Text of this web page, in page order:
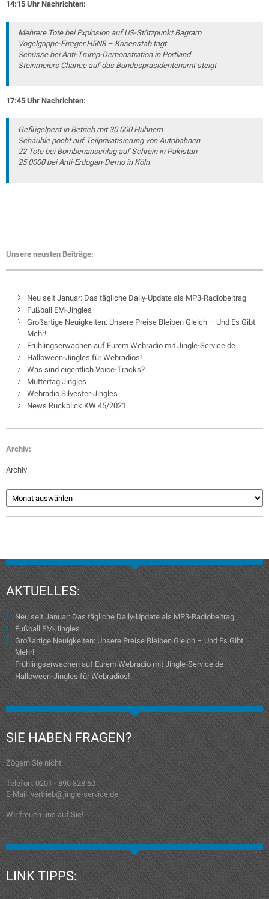
14:15 Uhr Nachrichten:
Mehrere Tote bei Explosion auf US-Stützpunkt Bagram
Vogelgrippe-Erreger H5N8 – Krisenstab tagt
Schüsse bei Anti-Trump-Demonstration in Portland
Steinmeiers Chance auf das Bundespräsidentenamt steigt
17:45 Uhr Nachrichten:
Geflügelpest in Betrieb mit 30 000 Hühnern
Schäuble pocht auf Teilprivatisierung von Autobahnen
22 Tote bei Bombenanschlag auf Schrein in Pakistan
25 0000 bei Anti-Erdogan-Demo in Köln
Unsere neusten Beiträge:
Neu seit Januar: Das tägliche Daily-Update als MP3-Radiobeitrag
Fußball EM-Jingles
Großartige Neuigkeiten: Unsere Preise Bleiben Gleich – Und Es Gibt
Mehr!
Frühlingserwachen auf Eurem Webradio mit Jingle-Service.de
Halloween-Jingles für Webradios!
Was sind eigentlich Voice-Tracks?
Muttertag Jingles
Webradio Silvester-Jingles
News Rückblick KW 45/2021
Archiv:
Archiv
AKTUELLES:
Neu seit Januar: Das tägliche Daily-Update als MP3-Radiobeitrag
Fußball EM-Jingles
Großartige Neuigkeiten: Unsere Preise Bleiben Gleich – Und Es Gibt
Mehr!
Frühlingserwachen auf Eurem Webradio mit Jingle-Service.de
Halloween-Jingles für Webradios!
SIE HABEN FRAGEN?
Zögern Sie nicht:
Telefon: 0201 - 890 828 60
E-Mail: vertrieb@jingle-service.de
Wir freuen uns auf Sie!
LINK TIPPS: